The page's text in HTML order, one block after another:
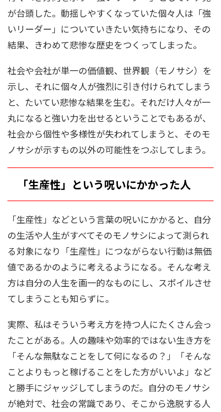
が台頭した。動揺しやすくなっていた個々人は「強
いリーダー」についていきたい気持ちになり、その
結果、きわめて悲惨な歴史をつくってしまった。
社会や会社が単一の価値観、世界観（モノサシ）を
示し、それに個々人が強烈に引き付けられてしまう
と、たいてい悲惨な結果を生む。それだけ人々が一
丸になると強い力を出せるということでもあるが、
社会から個性や多様性が失われてしまうと、そのモ
ノサシが示すもの以外の可能性をつぶしてしまう。
「生産性」という呪いにかかった人
「生産性」などという言葉の呪いにかかると、自分
の生活や人生がすべてそのモノサシによって測られ
る対象になり「生産性」につながらない行動は無価
値であるかのように考えるようになる。そんな考え
方は自分の人生を画一的なものにし、スポイルさせ
てしまうことも知らずに。
実際、私はそういう考え方を持つ人にたくさん会っ
たことがある。人の趣味や効率的ではない生き方を
「そんな無駄なことをして何になるの？」「そんな
ことよりもっと稼げることをした方がいいよ」など
と勝手にジャッジしてしまうのだ。自分のモノサシ
が絶対で、社会の常識であり、そこから逸脱する人